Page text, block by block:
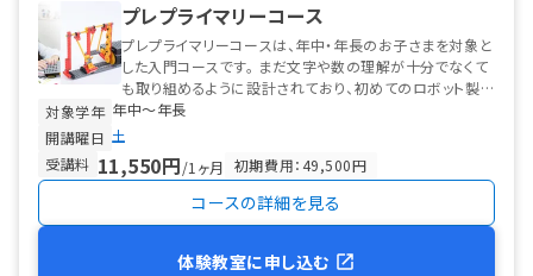
プレプライマリーコース
プレプライマリーコースは、年中・年長のお子さまを対象と
した入門コースです。 まだ文字や数の理解が十分でなくて
も取り組めるように設計されており、初めてのロボット製
作でも無理なく進められる工夫...
対象学年 年中〜年長
開講曜日 土
受講料 11,550円/1ヶ月 初期費用：49,500円
コースの詳細を見る
体験教室に申し込む